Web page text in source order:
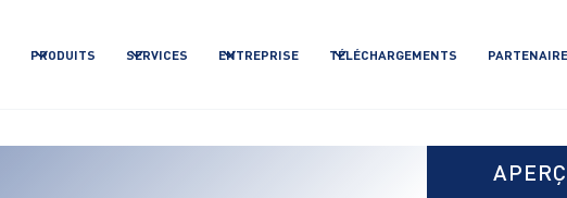
PRODUITS SERVICES ENTREPRISE TÉLÉCHARGEMENTS